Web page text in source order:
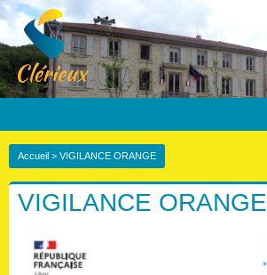
Accueil > VIGILANCE ORANGE
VIGILANCE ORANGE